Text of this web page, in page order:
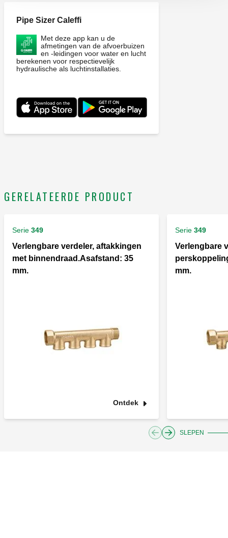
Pipe Sizer Caleffi
Met deze app kan u de
afmetingen van de afvoerbuizen
en -leidingen voor water en lucht
berekenen voor respectievelijk
hydraulische als luchtinstallaties.
GERELATEERDE PRODUCT
Serie 349
Verlengbare verdeler, aftakkingen
met binnendraad.Asafstand: 35
mm.
Ontdek
Serie 349
Verlengbare
mm.
SLEPEN